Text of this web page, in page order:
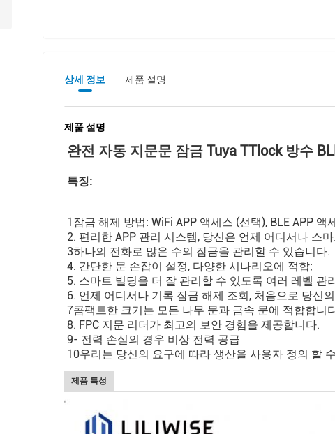
상세 정보 제품 설명
제품 설명
완전 자동 지문문 잠금 Tuya TTlock 방수
특징:
1잠금 해제 방법: WiFi APP 액세스 (선택), BLE APP
2. 편리한 APP 관리 시스템, 당신은 언제 어디서나 스
3하나의 전화로 많은 수의 잠금을 관리할 수 있습니다.
4. 간단한 문 손잡이 설정, 다양한 시나리오에 적합;
5. 스마트 빌딩을 더 잘 관리할 수 있도록 여러 레벨 관
6. 언제 어디서나 기록 잠금 해제 조회, 처음으로 당신
7콤팩트한 크기는 모든 나무 문과 금속 문에 적합합니
8. FPC 지문 리더가 최고의 보안 경험을 제공합니다.
9- 전력 손실의 경우 비상 전력 공급
10우리는 당신의 요구에 따라 생산을 사용자 정의 할
제품 특성